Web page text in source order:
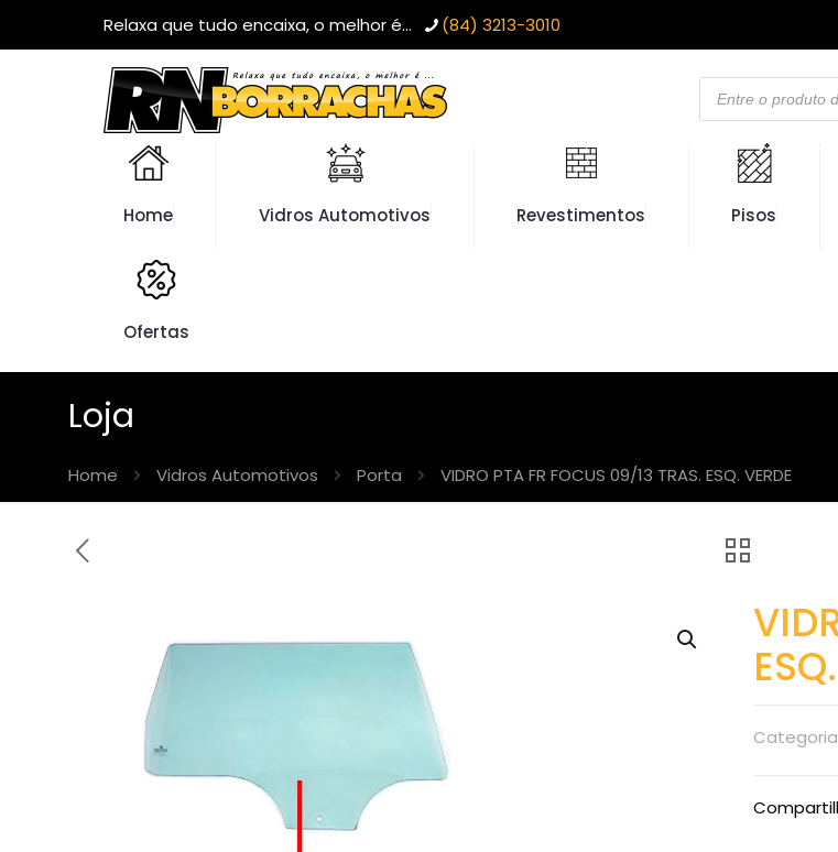
Relaxa que tudo encaixa, o melhor é... (84) 3213-3010
Pesquisar
produtos
Home Vidros Automotivos Revestimentos Pisos
Ofertas
Loja
Home Vidros Automotivos Porta VIDRO PTA FR FOCUS 09/13 TRAS. ESQ. VERDE